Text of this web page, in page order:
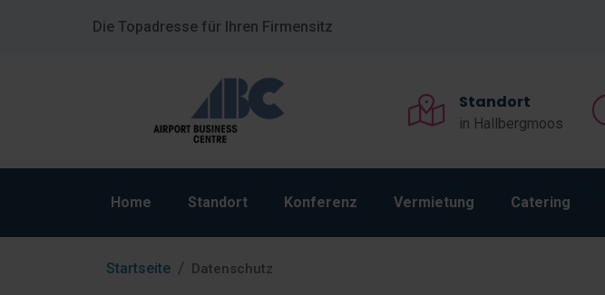
Die Topadresse für Ihren Firmensitz
Standort
in Hallbergmoos
Home Standort Konferenz Vermietung Catering
Startseite Datenschutz